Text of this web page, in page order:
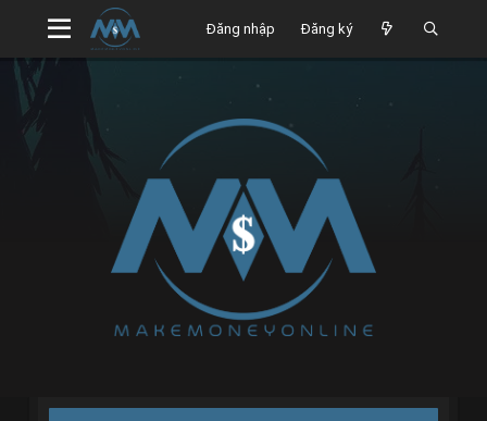
Đăng nhập Đăng ký